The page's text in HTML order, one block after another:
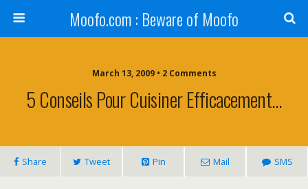
Moofo.com : Beware of Moofo
March 13, 2009 • 2 Comments
5 Conseils Pour Cuisiner Efficacement…
Share Tweet Pin Mail SMS